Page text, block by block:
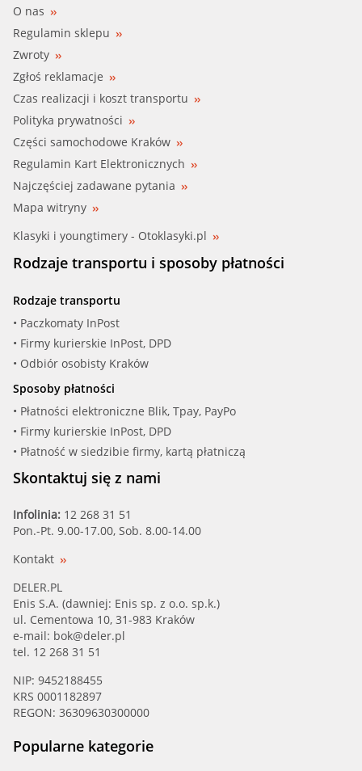
NISSAN
OPEL
PORSCHE
RENAULT
SAAB
SEAT
SKODA
SUBARU
SUZUKI
TOYOTA
VAUXHALL
BBR (001-10-23315)
BBR (001-10-23386)
BBR (001-10-23387)
BBR (001-10-23388)
BBR (001-10-23389)
BBR (001-10-23390)
BBR (001-10-23391)
CASTROL (155B8A)
FEBI (01381)
FEBI (12710)
FEBI (19400)
FEBI (19402)
FEBI (22272)
FEBI (22276)
FEBI (22278)
FEBI (33831)
FEBI (37400)
O nas
Regulamin sklepu
Zwroty
Zgłoś reklamacje
Czas realizacji i koszt transportu
Polityka prywatności
Części samochodowe Kraków
Regulamin Kart Elektronicznych
Najczęściej zadawane pytania
Mapa witryny
Klasyki i youngtimery - Otoklasyki.pl
Rodzaje transportu i sposoby płatności
Rodzaje transportu
• Paczkomaty InPost
• Firmy kurierskie InPost, DPD
• Odbiór osobisty Kraków
Sposoby płatności
• Płatności elektroniczne Blik, Tpay, PayPo
• Firmy kurierskie InPost, DPD
• Płatność w siedzibie firmy, kartą płatniczą
Skontaktuj się z nami
Infolinia: 12 268 31 51
Pon.-Pt. 9.00-17.00, Sob. 8.00-14.00
Kontakt
DELER.PL
Enis S.A. (dawniej: Enis sp. z o.o. sp.k.)
ul. Cementowa 10, 31-983 Kraków
e-mail: bok@deler.pl
tel. 12 268 31 51
NIP: 9452188455
KRS 0001182897
REGON: 36309630300000
Popularne kategorie